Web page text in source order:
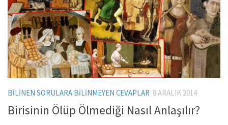
BILINEN SORULARA BILINMEYEN CEVAPLAR 8 ARALIK 2014
Birisinin Ölüp Ölmediği Nasıl Anlaşılır?